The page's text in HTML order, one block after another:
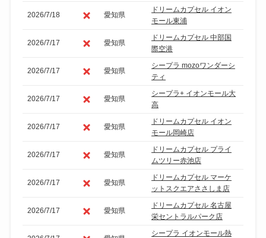
2026/7/18 愛知県
ドリームカプセル イオン
モール東浦
2026/7/17 愛知県
ドリームカプセル 中部国
際空港
2026/7/17 愛知県
シープラ mozoワンダーシ
ティ
2026/7/17 愛知県
シープラ+ イオンモール大
高
2026/7/17 愛知県
ドリームカプセル イオン
モール岡崎店
2026/7/17 愛知県
ドリームカプセル プライ
ムツリー赤池店
2026/7/17 愛知県
ドリームカプセル マーケ
ットスクエアささしま店
2026/7/17 愛知県
ドリームカプセル 名古屋
栄セントラルパーク店
シープラ イオンモール熱